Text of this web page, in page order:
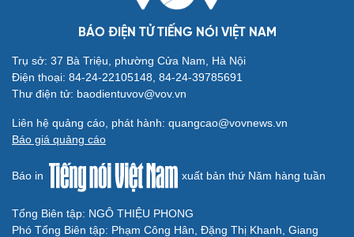
BÁO ĐIỆN TỬ TIẾNG NÓI VIỆT NAM
Trụ sở: 37 Bà Triệu, phường Cửa Nam, Hà Nội
Điện thoại: 84-24-22105148, 84-24-39785691
Thư điện tử: baodientuvov@vov.vn
Liên hệ quảng cáo, phát hành: quangcao@vovnews.vn
Báo giá quảng cáo
Báo in xuất bản thứ Năm hàng tuần
Tổng Biên tập: NGÔ THIỆU PHONG
Phó Tổng Biên tập: Phạm Công Hân, Đặng Thị Khanh, Giang